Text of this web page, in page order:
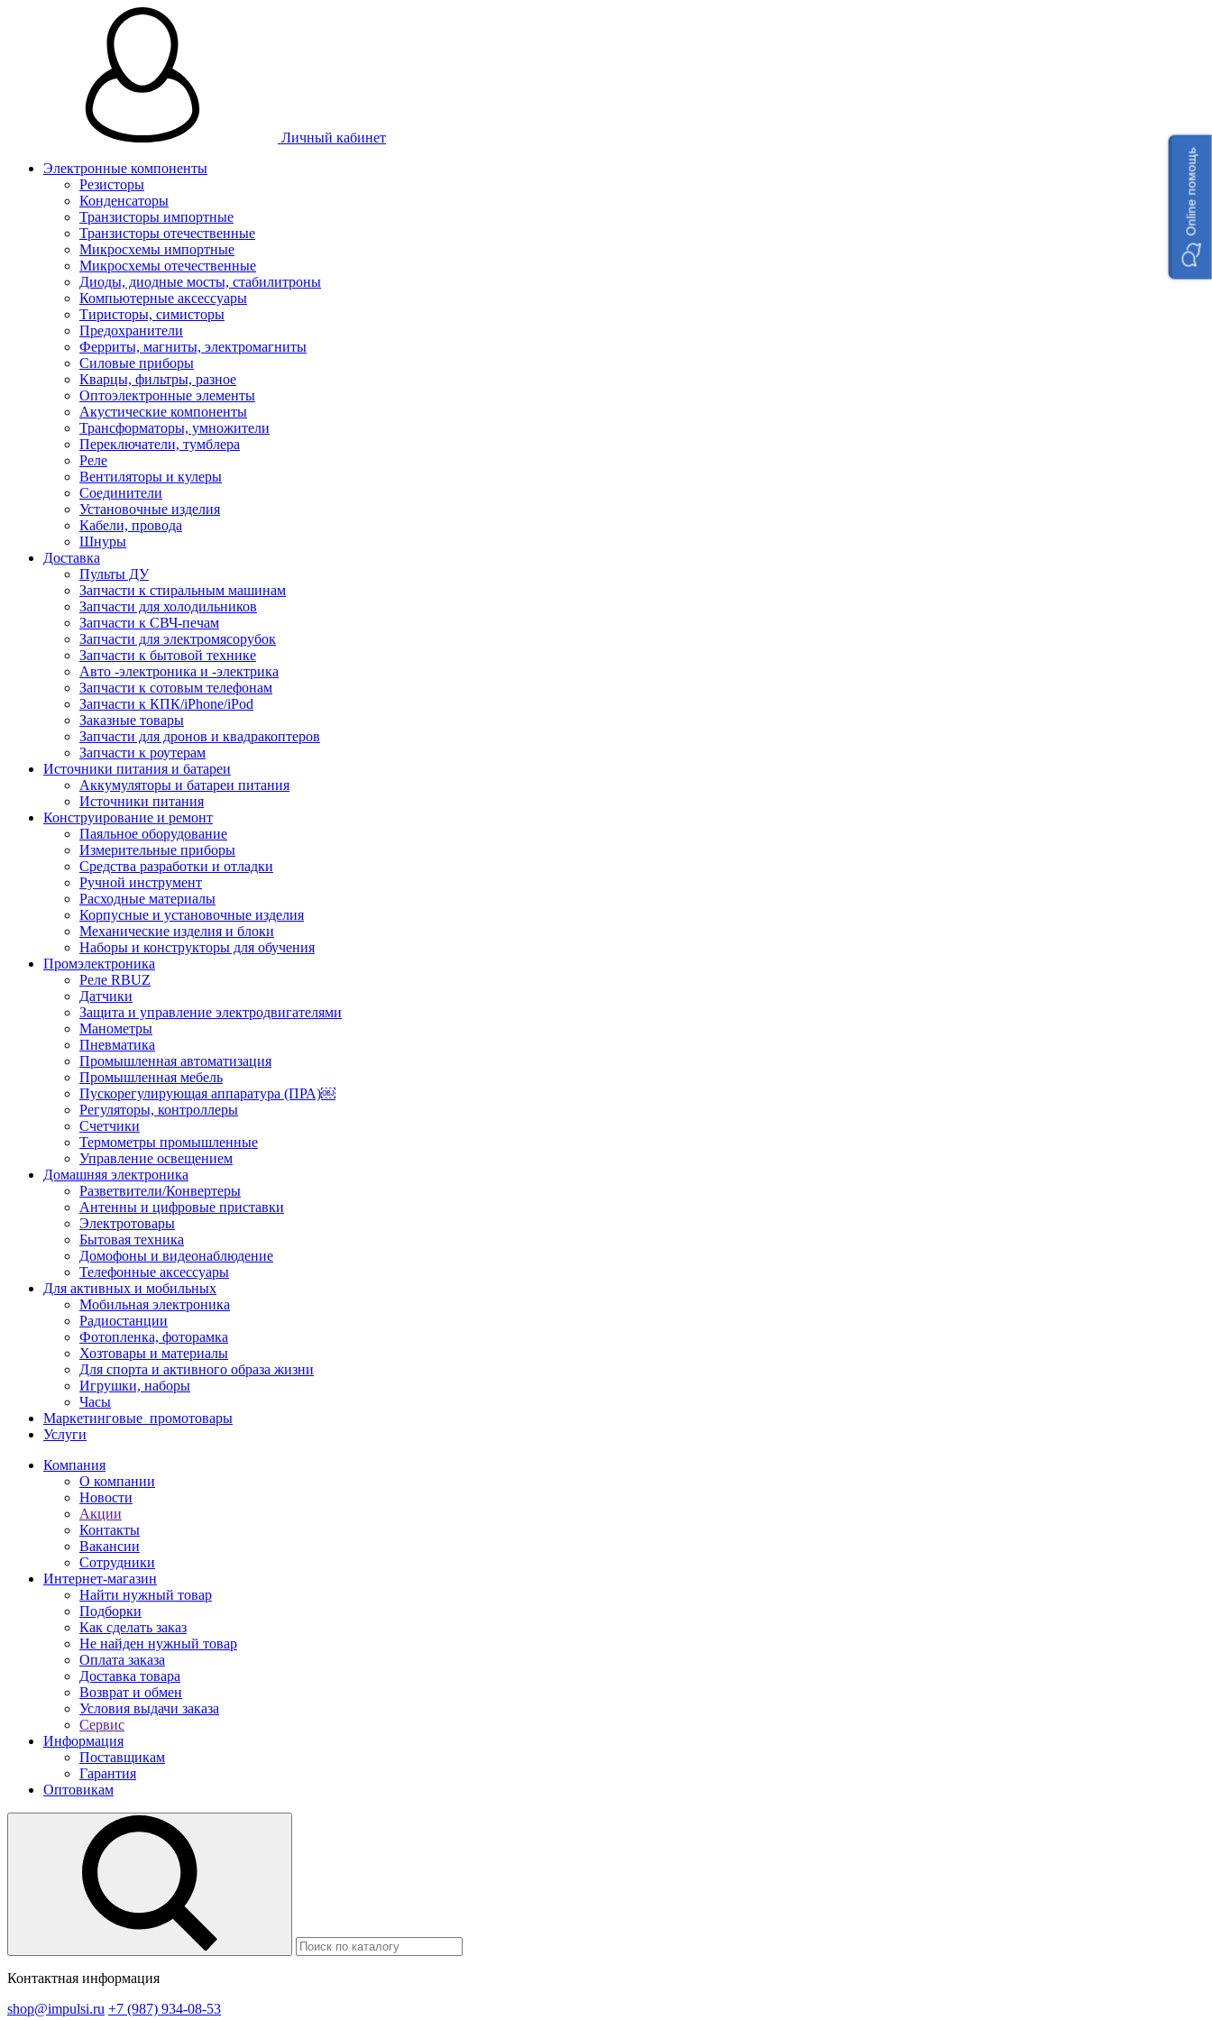
Личный кабинет
Электронные компоненты
Резисторы
Конденсаторы
Транзисторы импортные
Транзисторы отечественные
Микросхемы импортные
Микросхемы отечественные
Диоды, диодные мосты, стабилитроны
Компьютерные аксессуары
Тиристоры, симисторы
Предохранители
Ферриты, магниты, электромагниты
Силовые приборы
Кварцы, фильтры, разное
Оптоэлектронные элементы
Акустические компоненты
Трансформаторы, умножители
Переключатели, тумблера
Реле
Вентиляторы и кулеры
Соединители
Установочные изделия
Кабели, провода
Шнуры
Доставка
Пульты ДУ
Запчасти к стиральным машинам
Запчасти для холодильников
Запчасти к СВЧ-печам
Запчасти для электромясорубок
Запчасти к бытовой технике
Авто -электроника и -электрика
Запчасти к сотовым телефонам
Запчасти к КПК/iPhone/iPod
Заказные товары
Запчасти для дронов и квадракоптеров
Запчасти к роутерам
Источники питания и батареи
Аккумуляторы и батареи питания
Источники питания
Конструирование и ремонт
Паяльное оборудование
Измерительные приборы
Средства разработки и отладки
Ручной инструмент
Расходные материалы
Корпусные и установочные изделия
Механические изделия и блоки
Наборы и конструкторы для обучения
Промэлектроника
Реле RBUZ
Датчики
Защита и управление электродвигателями
Манометры
Пневматика
Промышленная автоматизация
Промышленная мебель
Пускорегулирующая аппаратура (ПРА)￼
Регуляторы, контроллеры
Счетчики
Термометры промышленные
Управление освещением
Домашняя электроника
Разветвители/Конвертеры
Антенны и цифровые приставки
Электротовары
Бытовая техника
Домофоны и видеонаблюдение
Телефонные аксессуары
Для активных и мобильных
Мобильная электроника
Радиостанции
Фотопленка, фоторамка
Хозтовары и материалы
Для спорта и активного образа жизни
Игрушки, наборы
Часы
Маркетинговые_промотовары
Услуги
Компания
О компании
Новости
Акции
Контакты
Вакансии
Сотрудники
Интернет-магазин
Найти нужный товар
Подборки
Как сделать заказ
Не найден нужный товар
Оплата заказа
Доставка товара
Возврат и обмен
Условия выдачи заказа
Сервис
Информация
Поставщикам
Гарантия
Оптовикам
Контактная информация
shop@impulsi.ru +7 (987) 934-08-53
Online помощь